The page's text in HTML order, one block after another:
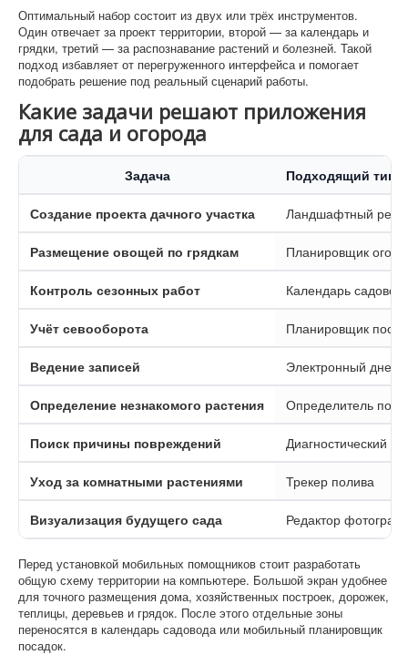
Оптимальный набор состоит из двух или трёх инструментов.
Один отвечает за проект территории, второй — за календарь и
грядки, третий — за распознавание растений и болезней. Такой
подход избавляет от перегруженного интерфейса и помогает
подобрать решение под реальный сценарий работы.
Какие задачи решают приложения
для сада и огорода
Задача Подходящий тип
Создание проекта дачного участка Ландшафтный
Размещение овощей по грядкам Планировщик
Контроль сезонных работ Календарь
Учёт севооборота Планировщик
Ведение записей Электронный
Определение незнакомого растения Определитель по
Поиск причины повреждений Диагностический
Уход за комнатными растениями Трекер полива
Визуализация будущего сада Редактор
Перед установкой мобильных помощников стоит разработать
общую схему территории на компьютере. Большой экран удобнее
для точного размещения дома, хозяйственных построек, дорожек,
теплицы, деревьев и грядок. После этого отдельные зоны
переносятся в календарь садовода или мобильный планировщик
посадок.